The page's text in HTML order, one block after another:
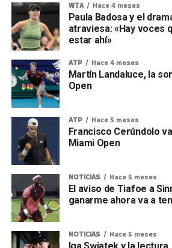
WTA Hace 4 meses
Paula Badosa y el
atraviesa: «Hay voces
estar ahí»
ATP Hace 4 meses
Martín Landaluce, la
Open
ATP Hace 5 meses
Francisco Cerúndolo
Miami Open
NOTICIAS Hace 5 meses
El aviso de Tiafoe a
ganarme ahora va a
NOTICIAS Hace 5 meses